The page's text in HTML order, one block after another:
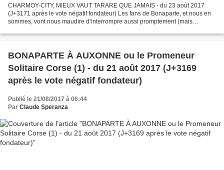
CHARMOY-CITY, MIEUX VAUT TARARE QUE JAMAIS - du 23 août 2017
(J+3171 après le vote négatif fondateur) Les fans de Bonaparte, et nous en
sommes, vont nous maudire d’interrompre aussi promptement (mais
BONAPARTE À AUXONNE ou le Promeneur
Solitaire Corse (1) - du 21 août 2017 (J+3169
après le vote négatif fondateur)
Publié le 21/08/2017 à 06:44
Par Claude Speranza